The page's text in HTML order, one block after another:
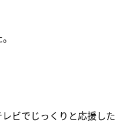
ビでじっくりと応援した